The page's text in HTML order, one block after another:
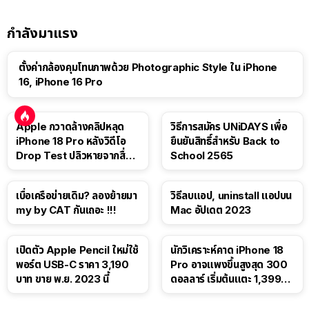
กำลังมาแรง
ตั้งค่ากล้องคุมโทนภาพด้วย Photographic Style ใน iPhone
16, iPhone 16 Pro
Apple กวาดล้างคลิปหลุด
iPhone 18 Pro หลังวิดีโอ
Drop Test ปลิวหายจากสื่อ
วิธีการสมัคร UNiDAYS เพื่อ
ยืนยันสิทธิ์สำหรับ Back to
School 2565
เบื่อเครือข่ายเดิม? ลองย้ายมา
my by CAT กันเถอะ !!!
วิธีลบแอป, uninstall แอปบน
Mac อัปเดต 2023
เปิดตัว Apple Pencil ใหม่ใช้
พอร์ต USB-C ราคา 3,190
บาท ขาย พ.ย. 2023 นี้
นักวิเคราะห์คาด iPhone 18
Pro อาจแพงขึ้นสูงสุด 300
ดอลลาร์ เริ่มต้นแตะ 1,399